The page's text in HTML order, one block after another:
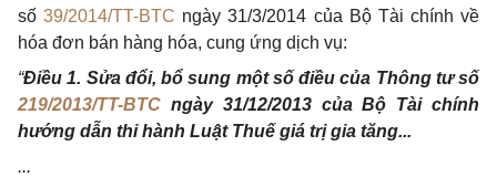
số39/2014/TT-BTC ngày 31/3/2014 của Bộ Tài chính về
hóa đơn bán hàng hóa, cung ứng dịch vụ:
“Điều 1. Sửa đổi, bổ sung một số điều của Thông tư số
219/2013/TT-BTC ngày 31/12/2013 của Bộ Tài chính
hướng dẫn thi hành Luật Thuế giá trị gia tăng...
...